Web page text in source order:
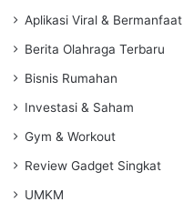
Aplikasi Viral & Bermanfaat
Berita Olahraga Terbaru
Bisnis Rumahan
Investasi & Saham
Gym & Workout
Review Gadget Singkat
UMKM